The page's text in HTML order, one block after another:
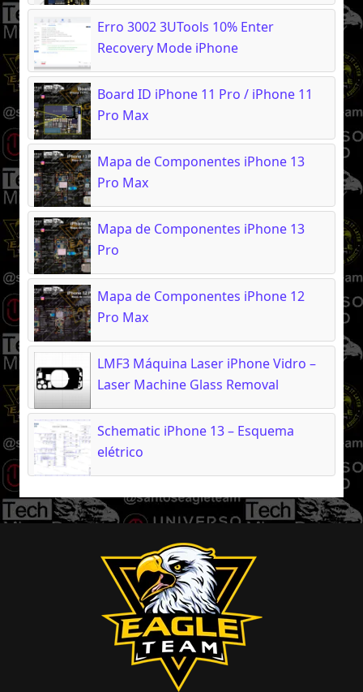
Erro 3002 3UTools 10% Enter
Recovery Mode iPhone
Board ID iPhone 11 Pro / iPhone 11
Pro Max
Mapa de Componentes iPhone 13
Pro Max
Mapa de Componentes iPhone 13
Pro
Mapa de Componentes iPhone 12
Pro Max
LMF3 Máquina Laser iPhone Vidro –
Laser Machine Glass Removal
Schematic iPhone 13 – Esquema
elétrico